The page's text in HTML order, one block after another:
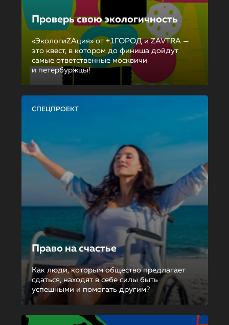
Проверь свою экологичность
«ЭкологиZAция» от +1ГОРОД и ZAVTRA —
это квест, в котором до финиша дойдут
самые ответственные москвичи
и петербуржцы!
СПЕЦПРОЕКТ
Право на счастье
Как люди, которым общество предлагает
сдаться, находят в себе силы быть
успешными и помогать другим?